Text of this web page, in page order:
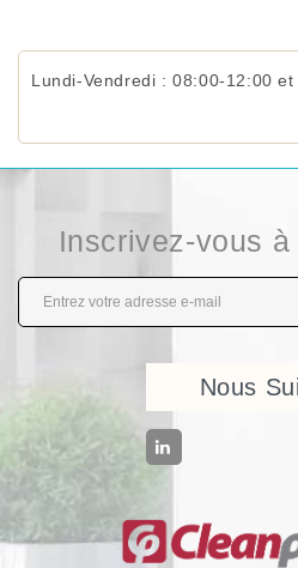
Lundi-Vendredi : 08:00-12:00
Inscrivez-vous
Nous